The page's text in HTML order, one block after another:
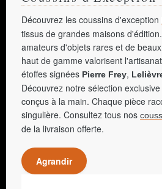
Découvrez les coussins d'exception
tissus de grandes maisons
amateurs d'objets rares et de
haut de gamme valorisent
étoffes signées Pierre Frey,
Découvrez notre sélection
conçus à la main. Chaque pièce
singulière. Consultez tous nos
de la livraison offerte.
Agrandir